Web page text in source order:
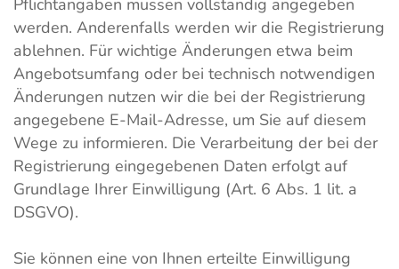
Pflichtangaben müssen vollständig angegeben
werden. Anderenfalls werden wir die Registrierung
ablehnen. Für wichtige Änderungen etwa beim
Angebotsumfang oder bei technisch notwendigen
Änderungen nutzen wir die bei der Registrierung
angegebene E-Mail-Adresse, um Sie auf diesem
Wege zu informieren. Die Verarbeitung der bei der
Registrierung eingegebenen Daten erfolgt auf
Grundlage Ihrer Einwilligung (Art. 6 Abs. 1 lit. a
DSGVO).
Sie können eine von Ihnen erteilte Einwilligung